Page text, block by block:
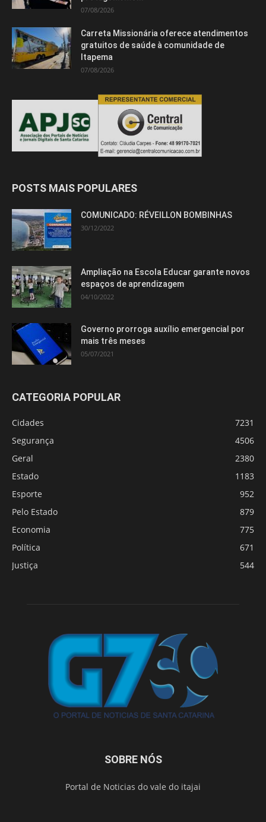
07/08/2026
Carreta Missionária oferece atendimentos
gratuitos de saúde à comunidade de
Itapema
07/08/2026
POSTS MAIS POPULARES
COMUNICADO: RÉVEILLON BOMBINHAS
30/12/2022
Ampliação na Escola Educar garante novos
espaços de aprendizagem
04/10/2022
Governo prorroga auxílio emergencial por
mais três meses
05/07/2021
CATEGORIA POPULAR
Cidades
7231
Segurança
4506
Geral
2380
Estado
1183
Esporte
952
Pelo Estado
879
Economia
775
Política
671
Justiça
544
SOBRE NÓS
Portal de Noticias do vale do itajai